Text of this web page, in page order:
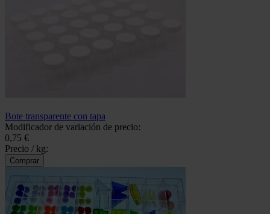
Bote transparente con tapa
Modificador de variación de precio:
0,75 €
Precio / kg: